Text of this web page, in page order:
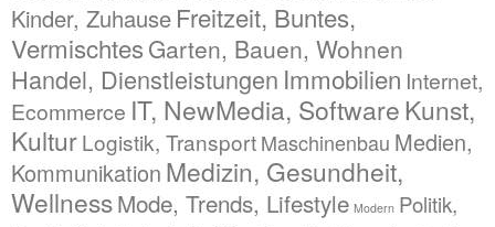
Kinder, Zuhause Freitzeit, Buntes,
Vermischtes Garten, Bauen, Wohnen
Handel, Dienstleistungen Immobilien Internet,
Ecommerce IT, NewMedia, SoftwareKunst,
KulturLogistik, TransportMaschinenbau Medien,
Kommunikation Medizin, Gesundheit,
WellnessMode, Trends, Lifestyle Modern Politik,